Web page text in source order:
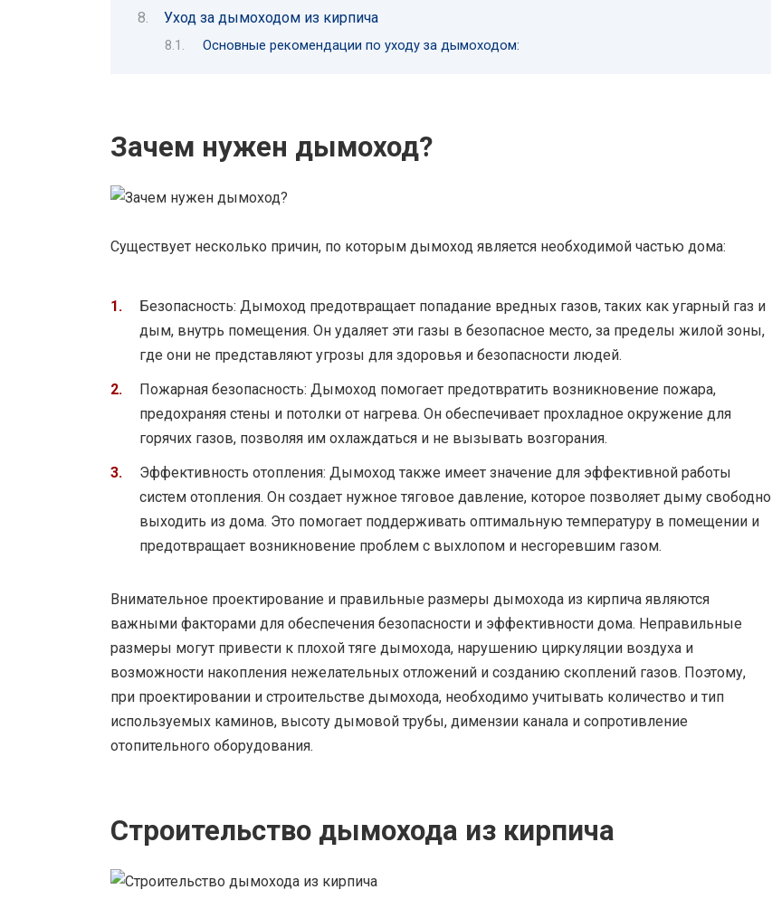
Уход за дымоходом из кирпича
Основные рекомендации по уходу за дымоходом:
Зачем нужен дымоход?
Существует несколько причин, по которым дымоход является необходимой частью дома:
Безопасность: Дымоход предотвращает попадание вредных газов, таких как угарный газ и
дым, внутрь помещения. Он удаляет эти газы в безопасное место, за пределы жилой зоны,
где они не представляют угрозы для здоровья и безопасности людей.
Пожарная безопасность: Дымоход помогает предотвратить возникновение пожара,
предохраняя стены и потолки от нагрева. Он обеспечивает прохладное окружение для
горячих газов, позволяя им охлаждаться и не вызывать возгорания.
Эффективность отопления: Дымоход также имеет значение для эффективной работы
систем отопления. Он создает нужное тяговое давление, которое позволяет дыму свободно
выходить из дома. Это помогает поддерживать оптимальную температуру в помещении и
предотвращает возникновение проблем с выхлопом и несгоревшим газом.
Внимательное проектирование и правильные размеры дымохода из кирпича являются
важными факторами для обеспечения безопасности и эффективности дома. Неправильные
размеры могут привести к плохой тяге дымохода, нарушению циркуляции воздуха и
возможности накопления нежелательных отложений и созданию скоплений газов. Поэтому,
при проектировании и строительстве дымохода, необходимо учитывать количество и тип
используемых каминов, высоту дымовой трубы, димензии канала и сопротивление
отопительного оборудования.
Строительство дымохода из кирпича